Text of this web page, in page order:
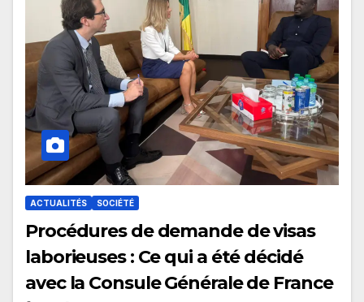
ACTUALITÉS SOCIÉTÉ
Procédures de demande de visas
laborieuses : Ce qui a été décidé
avec la Consule Générale de France